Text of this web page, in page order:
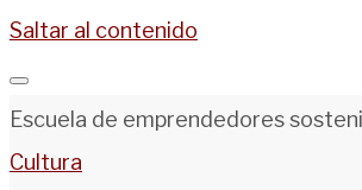
Saltar al contenido
Escuela de emprendedores
Cultura